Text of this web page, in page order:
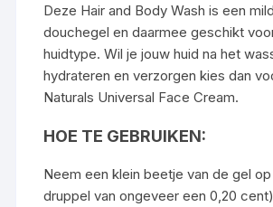
Deze Hair and Body Wash is een
douchegel en daarmee geschikt
huidtype. Wil je jouw huid na het
hydrateren en verzorgen kies dan
Naturals Universal Face Cream.
HOE TE GEBRUIKEN:
Neem een klein beetje van de gel
druppel van ongeveer een 0,20